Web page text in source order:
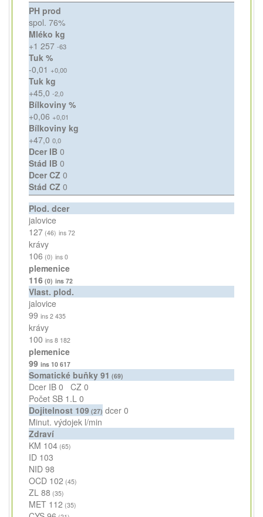
PH prod
spol. 76%
Mléko kg
+1 257 -63
Tuk %
-0,01 +0,00
Tuk kg
+45,0 -2,0
Bílkoviny %
+0,06 +0,01
Bílkoviny kg
+47,0 0,0
Dcer IB 0
Stád IB 0
Dcer CZ 0
Stád CZ 0
Plod. dcer
jalovice
127(46) ins 72
krávy
106 (0) ins 0
plemenice
116(0) ins 72
Vlast. plod.
jalovice
99 ins 2 435
krávy
100 ins 8 182
plemenice
99 ins 10 617
Somatické buňky 91 (69)
Dcer IB0 CZ 0
Počet SB 1.L 0
Dojitelnost 109 (27) dcer0
Minut. výdojekl/min
Zdraví
KM 104(65)
ID103
NID98
OCD102 (45)
ZL 88 (35)
MET112 (35)